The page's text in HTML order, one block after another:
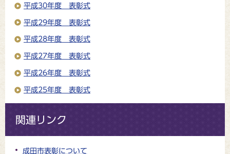
平成30年度 表彰式
平成29年度 表彰式
平成28年度 表彰式
平成27年度 表彰式
平成26年度 表彰式
平成25年度 表彰式
関連リンク
成田市表彰について